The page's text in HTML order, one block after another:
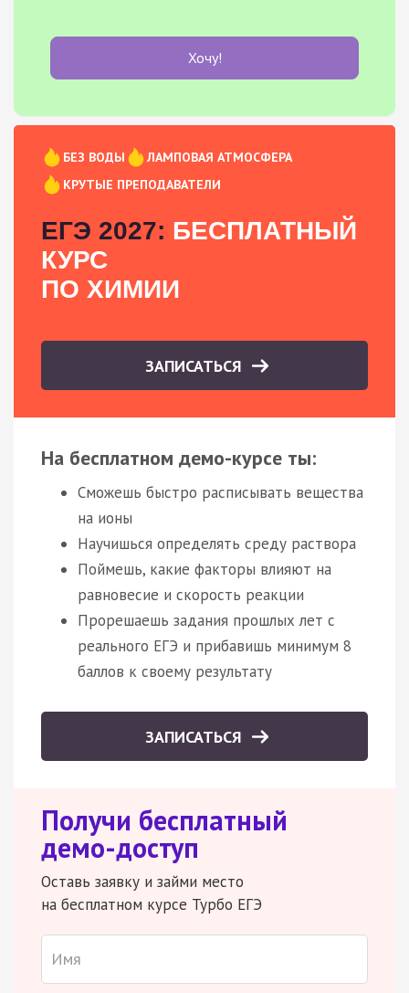
Хочу!
БЕЗ ВОДЫ
ЛАМПОВАЯ АТМОСФЕРА
КРУТЫЕ ПРЕПОДАВАТЕЛИ
ЕГЭ 2027: БЕСПЛАТНЫЙ
КУРС
ПО ХИМИИ
ЗАПИСАТЬСЯ
На бесплатном демо-курсе ты:
Сможешь быстро расписывать вещества
на ионы
Научишься определять среду раствора
Поймешь, какие факторы влияют на
равновесие и скорость реакции
Прорешаешь задания прошлых лет с
реального ЕГЭ и прибавишь минимум 8
баллов к своему результату
ЗАПИСАТЬСЯ
Получи бесплатный
демо-доступ
Оставь заявку и займи место
на бесплатном курсе Турбо ЕГЭ